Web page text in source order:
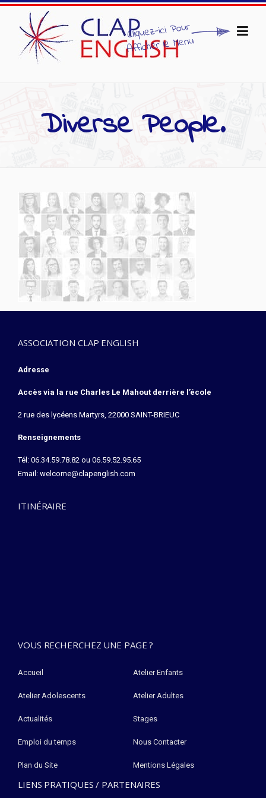
Skip to content
Diverse People.
ASSOCIATION CLAP ENGLISH
Adresse
Accès via la rue Charles Le Mahout derrière l’école
2 rue des lycéens Martyrs, 22000 SAINT-BRIEUC
Renseignements
Tél: 06.34.59.78.82 ou 06.59.52.95.65
Email: welcome@clapenglish.com
ITINÉRAIRE
VOUS RECHERCHEZ UNE PAGE ?
Accueil Atelier Enfants
Atelier Adolescents Atelier Adultes
Actualités Stages
Emploi du temps Nous Contacter
Plan du Site Mentions Légales
LIENS PRATIQUES / PARTENAIRES